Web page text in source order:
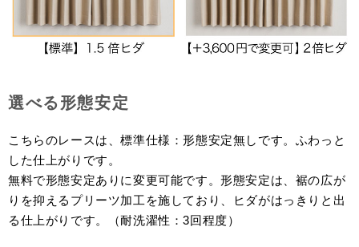
選べる形態安定
こちらのレースは、標準仕様：形態安定無しです。ふわっと
した仕上がりです。
無料で形態安定ありに変更可能です。形態安定は、裾の広が
りを抑えるプリーツ加工を施しており、ヒダがはっきりと出
る仕上がりです。（耐洗濯性：3回程度）